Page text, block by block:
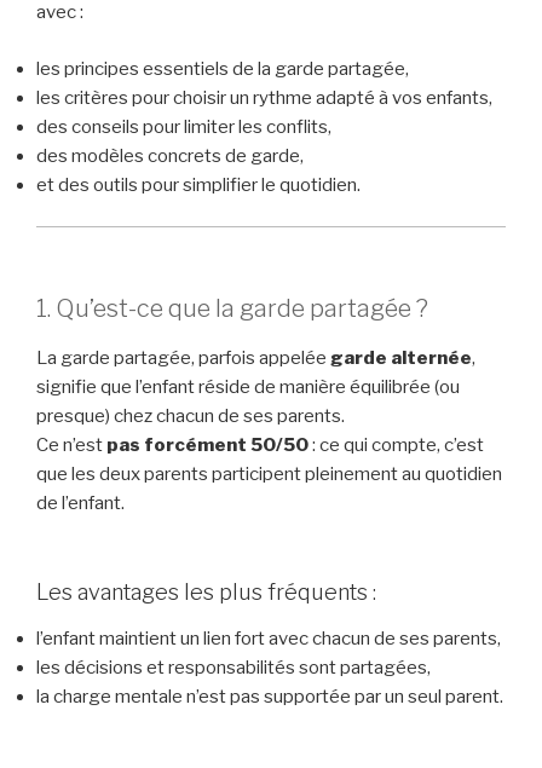
avec :
les principes essentiels de la garde partagée,
les critères pour choisir un rythme adapté à vos enfants,
des conseils pour limiter les conflits,
des modèles concrets de garde,
et des outils pour simplifier le quotidien.
1. Qu’est-ce que la garde partagée ?
La garde partagée, parfois appelée garde alternée,
signifie que l’enfant réside de manière équilibrée (ou
presque) chez chacun de ses parents.
Ce n’est pas forcément 50/50: ce qui compte, c’est
que les deux parents participent pleinement au quotidien
de l’enfant.
Les avantages les plus fréquents :
l’enfant maintient un lien fort avec chacun de ses parents,
les décisions et responsabilités sont partagées,
la charge mentale n’est pas supportée par un seul parent.